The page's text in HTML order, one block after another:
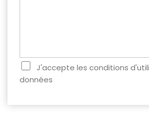
J'accepte les conditions
données